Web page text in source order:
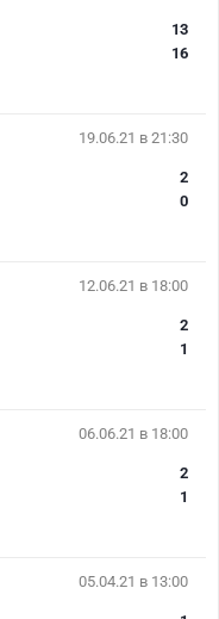
13
16
19.06.21 в 21:30
2
0
12.06.21 в 18:00
2
1
06.06.21 в 18:00
2
1
05.04.21 в 13:00